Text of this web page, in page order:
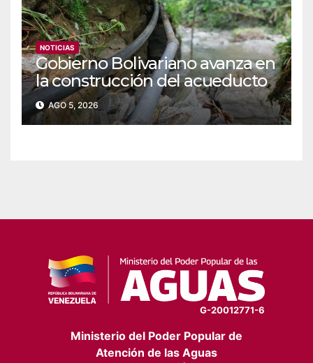
NOTICIAS
‎Gobierno Bolivariano avanza en
la construcción del acueducto
Las Lajas en Yaracuy
AGO 5, 2026
G-20012771-6
Ministerio del Poder Popular de
Atención de las Aguas